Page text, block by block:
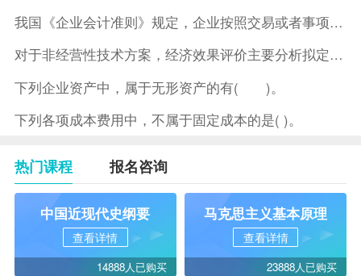
我国《企业会计准则》规定，企业按照交易或者事项的经济特征确定
对于非经营性技术方案，经济效果评价主要分析拟定方案的( )。
下列企业资产中，属于无形资产的有( )。
下列各项成本费用中，不属于固定成本的是( )。
热门课程 报名咨询
中国近现代史纲要
查看详情
14888人已购买
马克思主义基本原理
查看详情
23888人已购买